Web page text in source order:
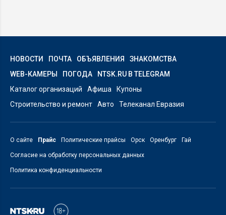
НОВОСТИ ПОЧТА ОБЪЯВЛЕНИЯ
ЗНАКОМСТВА
WEB-КАМЕРЫ
ПОГОДА
NTSK.RU В TELEGRAM
Каталог организаций
Афиша
Купоны
Строительство и ремонт
Авто Телеканал Евразия
О сайте Прайс Политические прайсы Орск Оренбург Гай
Согласие на обработку персональных данных
Политика конфиденциальности